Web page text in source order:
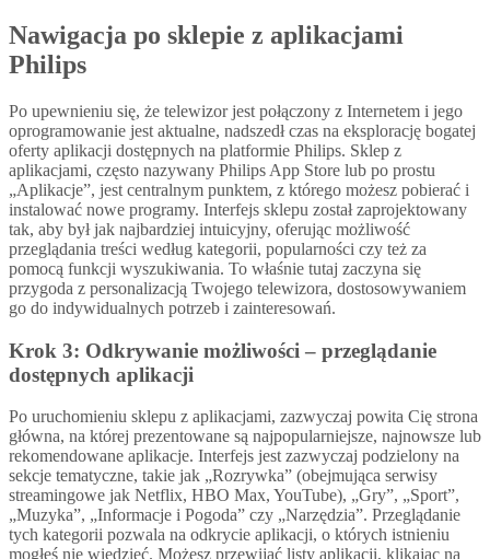
Nawigacja po sklepie z aplikacjami
Philips
Po upewnieniu się, że telewizor jest połączony z Internetem i jego
oprogramowanie jest aktualne, nadszedł czas na eksplorację bogatej
oferty aplikacji dostępnych na platformie Philips. Sklep z
aplikacjami, często nazywany Philips App Store lub po prostu
„Aplikacje”, jest centralnym punktem, z którego możesz pobierać i
instalować nowe programy. Interfejs sklepu został zaprojektowany
tak, aby był jak najbardziej intuicyjny, oferując możliwość
przeglądania treści według kategorii, popularności czy też za
pomocą funkcji wyszukiwania. To właśnie tutaj zaczyna się
przygoda z personalizacją Twojego telewizora, dostosowywaniem
go do indywidualnych potrzeb i zainteresowań.
Krok 3: Odkrywanie możliwości – przeglądanie
dostępnych aplikacji
Po uruchomieniu sklepu z aplikacjami, zazwyczaj powita Cię strona
główna, na której prezentowane są najpopularniejsze, najnowsze lub
rekomendowane aplikacje. Interfejs jest zazwyczaj podzielony na
sekcje tematyczne, takie jak „Rozrywka” (obejmująca serwisy
streamingowe jak Netflix, HBO Max, YouTube), „Gry”, „Sport”,
„Muzyka”, „Informacje i Pogoda” czy „Narzędzia”. Przeglądanie
tych kategorii pozwala na odkrycie aplikacji, o których istnieniu
mogłeś nie wiedzieć. Możesz przewijać listy aplikacji, klikając na